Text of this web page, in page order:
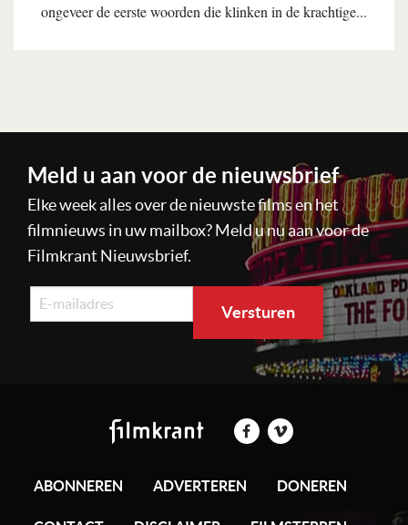
ongeveer de eerste woorden die klinken in de krachtige...
Meld u aan voor de nieuwsbrief
Elke week alles over de nieuwste films en het
filmnieuws in uw mailbox? Meld u nu aan voor de
Filmkrant Nieuwsbrief.
ABONNEREN ADVERTEREN DONEREN